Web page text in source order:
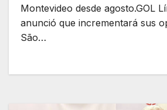
Montevideo desde agosto.GOL
anunció que incrementará sus
São…